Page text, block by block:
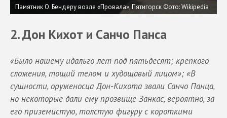
Памятник О. Бендеру возле «Провала», ПятигорскФото: Wikipedia
2. Дон Кихот и Санчо Панса
«Было нашему идальго лет под пятьдесят; крепкого
сложения, тощий телом и худощавый лицом»; «В
сущности, оруженосца Дон-Кихота звали Санчо Панца,
но некоторые дали ему прозвище Занкас, вероятно, за
его приземистую, толстую фигуру с короткими